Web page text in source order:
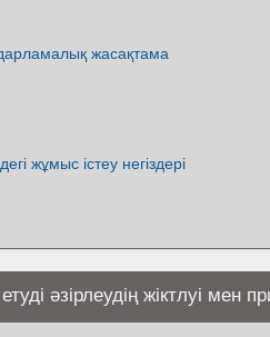
жасақтама
жұмыс істеу негіздері
әзірлеудің жіктлуі мен